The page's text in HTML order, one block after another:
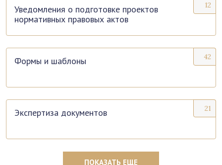
12
Уведомления о подготовке проектов
нормативных правовых актов
42
Формы и шаблоны
21
Экспертиза документов
ПОКАЗАТЬ ЕЩЕ